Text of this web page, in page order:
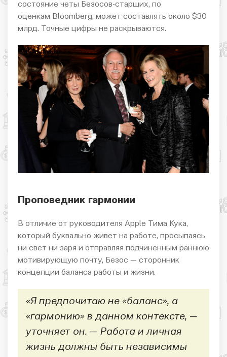
состояние четы Безосов-старших, по
оценкам Bloomberg, может составлять около $30
млрд. Точные цифры не раскрываются.
Проповедник гармонии
В отличие от руководителя Apple Тима Кука,
который буквально живет на работе, просыпаясь
ни свет ни заря и отправляя подчиненным раннюю
мотивирующую почту, Безос — сторонник
концепции баланса работы и жизни.
«Я предпочитаю не «баланс», а
«гармонию» в данном контексте, —
уточняет он. — Работа и личная
жизнь должны быть независимы